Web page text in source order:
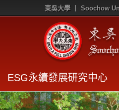
東吳大學 Soochow
ESG永續發展研究中心